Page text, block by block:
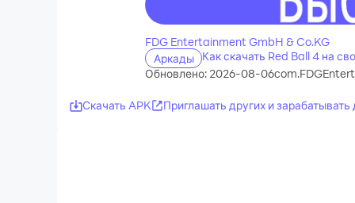
FDG Entertainment GmbH & Co.KG
Аркады
Как скачать Red Ball 4 на
Обновлено: 2026-08-06
Скачать APK Приглашать других и зарабатывать